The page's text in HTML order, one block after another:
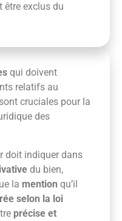
être exclus du
qui doivent
relatifs au
cruciales pour la
des
doit indiquer dans
du bien,
la mention qu’il
selon la loi
précise et